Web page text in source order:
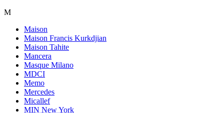
M
Maison
Maison Francis Kurkdjian
Maison Tahite
Mancera
Masque Milano
MDCI
Memo
Mercedes
Micallef
MIN New York